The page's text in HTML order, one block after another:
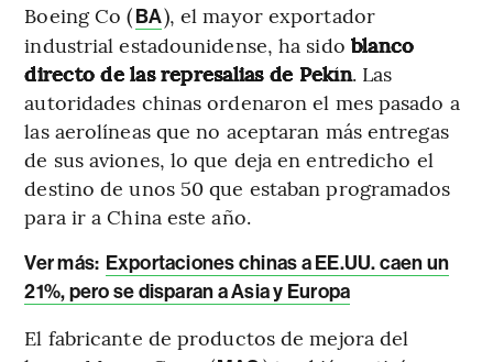
Boeing Co (BA), el mayor exportador
industrial estadounidense, ha sido blanco
directo de las represalias de Pekín. Las
autoridades chinas ordenaron el mes pasado a
las aerolíneas que no aceptaran más entregas
de sus aviones, lo que deja en entredicho el
destino de unos 50 que estaban programados
para ir a China este año.
Ver más: Exportaciones chinas a EE.UU. caen un
21%, pero se disparan a Asia y Europa
El fabricante de productos de mejora del